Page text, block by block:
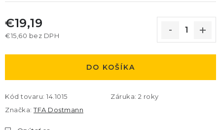
€19,19
€15,60 bez DPH
DO KOŠÍKA
Kód tovaru: 14.1015 Záruka: 2 roky
Značka:TFA Dostmann